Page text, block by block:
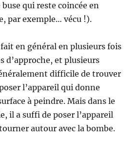
qui reste coincée en
par exemple… vécu !).
en général en plusieurs fois
d’approche, et plusieurs
difficile de trouver
l’appareil qui donne
à peindre. Mais dans le
il a suffi de poser l’appareil
autour avec la bombe.